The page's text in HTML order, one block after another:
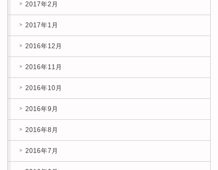
2017年2月
2017年1月
2016年12月
2016年11月
2016年10月
2016年9月
2016年8月
2016年7月